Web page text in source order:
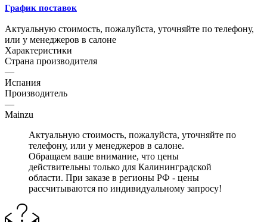
График поставок
Актуальную стоимость, пожалуйста, уточняйте по телефону,
или у менеджеров в салоне
Характеристики
Страна производителя
—
Испания
Производитель
—
Mainzu
Актуальную стоимость, пожалуйста, уточняйте по
телефону, или у менеджеров в салоне.
Обращаем ваше внимание, что цены
действительны только для Калининградской
области. При заказе в регионы РФ - цены
рассчитываются по индивидуальному запросу!